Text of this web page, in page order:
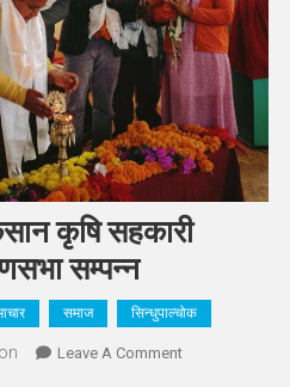
कृषि सहकारी
सम्पन्न
समाज सिन्धुपाल्चोक
Leave A CommentOn